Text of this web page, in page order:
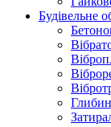
Будівельне